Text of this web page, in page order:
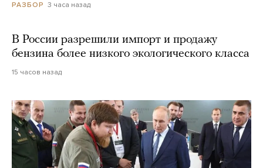
РАЗБОР 3 часа назад
В России разрешили импорт и продажу
бензина более низкого экологического класса
15 часов назад